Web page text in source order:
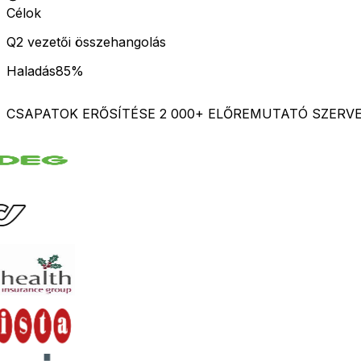
Célok
Q2 vezetői összehangolás
Haladás85%
CSAPATOK ERŐSÍTÉSE 2 000+ ELŐREMUTATÓ